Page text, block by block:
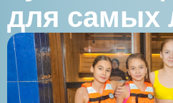
для